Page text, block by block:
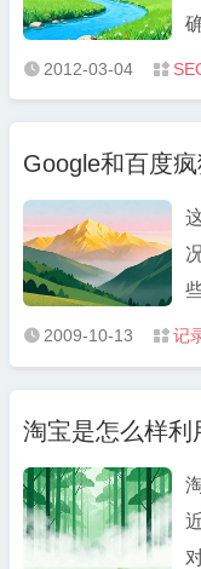
 2012-03-04 
Google和百度
 2009-10-13  记
淘宝是怎么样利